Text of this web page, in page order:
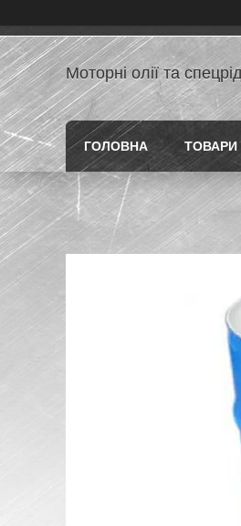
Моторні олії та
ГОЛОВНА ТОВАРИ